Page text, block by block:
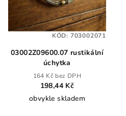
03002Z09600.07 rustikální
úchytka
164 Kč bez DPH
198,44 Kč
obvykle skladem
KÓD: 703002071